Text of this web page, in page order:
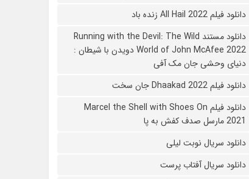
دانلود فیلم All Hail 2022 زنده باد
دانلود مستند Running with the Devil: The Wild
World of John McAfee 2022 دویدن با شیطان :
دنیای وحشی جان مک آفی
دانلود فیلم Dhaakad 2022 جان سخت
دانلود فیلم Marcel the Shell with Shoes On
2021 مارسل صدف کفش به پا
دانلود سریال نوبت لیلی
دانلود سریال آفتاب پرست